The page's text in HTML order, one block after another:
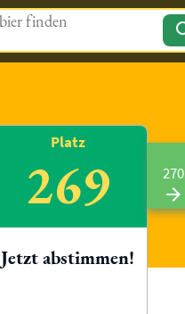
Magazin
Platz
269
Jetzt abstimmen!
270